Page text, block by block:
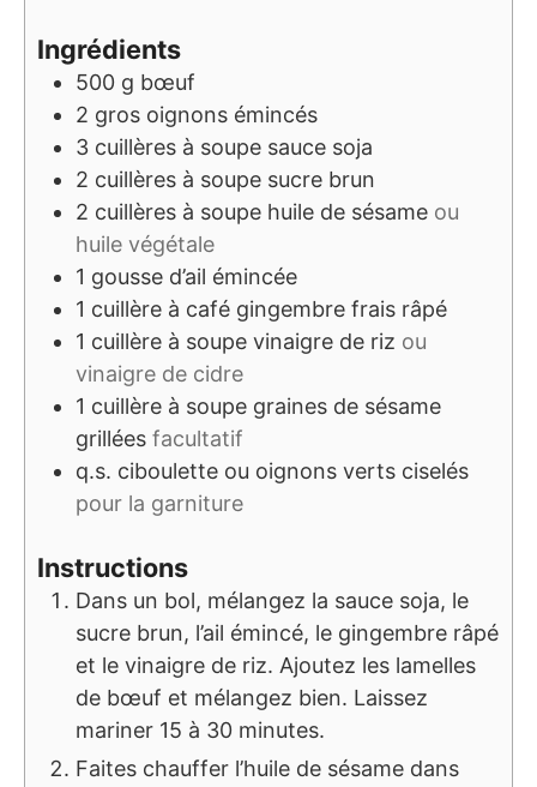
Ingrédients
500 g bœuf
2 gros oignons émincés
3 cuillères à soupe sauce soja
2 cuillères à soupe sucre brun
2 cuillères à soupe huile de sésame ou
huile végétale
1 gousse d’ail émincée
1 cuillère à café gingembre frais râpé
1 cuillère à soupe vinaigre de riz ou
vinaigre de cidre
1 cuillère à soupe graines de sésame
grillées facultatif
q.s. ciboulette ou oignons verts ciselés
pour la garniture
Instructions
Dans un bol, mélangez la sauce soja, le
sucre brun, l’ail émincé, le gingembre râpé
et le vinaigre de riz. Ajoutez les lamelles
de bœuf et mélangez bien. Laissez
mariner 15 à 30 minutes.
Faites chauffer l’huile de sésame dans